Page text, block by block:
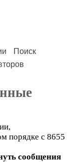
Поиск
порядке с 8655
сообщения